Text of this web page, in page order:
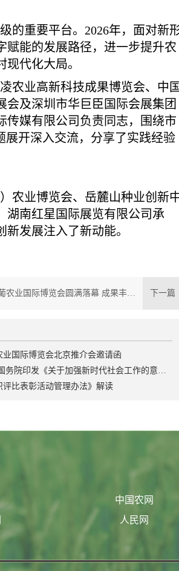
的重要平台。2026年，面对新
赋能的发展路径，进一步提升农
代化大局。
农业高新科技成果博览会、中
及深圳市华巨臣国际会展集团
传媒有限公司负责同志，围绕市
开深入交流，分享了实践经验
农业博览会、岳麓山种业创新
湖南红星国际展览有限公司承
发展注入了新动能。
下一
首届澳门中葡农业国际博览会圆满落幕 成果丰硕 搭建中葡农业务实合作新高地
业国际博览会北京推介会邀请函
中共中央 国务院印发《关于加强新时代社会工作的意见》
评比表彰活动管理办法》解读
中国农网
人民网